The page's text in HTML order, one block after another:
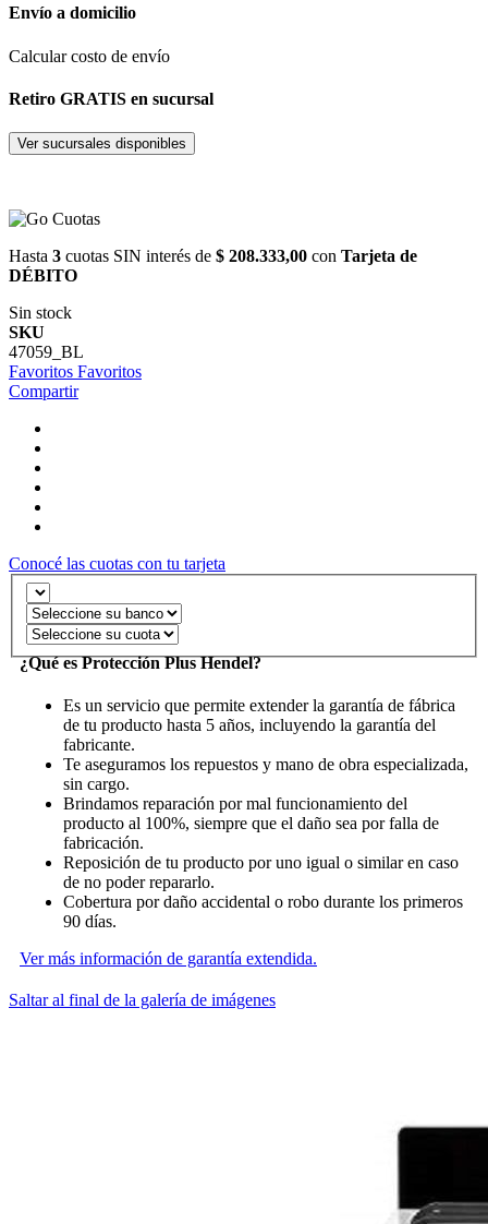
Envío a domicilio
Calcular costo de envío
Retiro GRATIS en sucursal
Ver sucursales disponibles
Hasta 3 cuotas SIN interés de $ 208.333,00 con Tarjeta de
DÉBITO
Sin stock
SKU
47059_BL
Favoritos Favoritos
Compartir
Conocé las cuotas con tu tarjeta
¿Qué es Protección Plus Hendel?
Es un servicio que permite extender la garantía de fábrica
de tu producto hasta 5 años, incluyendo la garantía del
fabricante.
Te aseguramos los repuestos y mano de obra especializada,
sin cargo.
Brindamos reparación por mal funcionamiento del
producto al 100%, siempre que el daño sea por falla de
fabricación.
Reposición de tu producto por uno igual o similar en caso
de no poder repararlo.
Cobertura por daño accidental o robo durante los primeros
90 días.
Ver más información de garantía extendida.
Saltar al final de la galería de imágenes